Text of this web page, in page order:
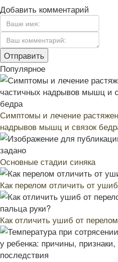
Добавить комментарий
Популярное
Симптомы и лечение
надрывов мышц и связок
Основные стадии синяка
Как перелом отличить от
Как отличить ушиб от